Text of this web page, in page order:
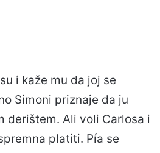
i kaže mu da joj se
Simoni priznaje da ju
derištem. Ali voli Carlosa i
platiti. Pía se